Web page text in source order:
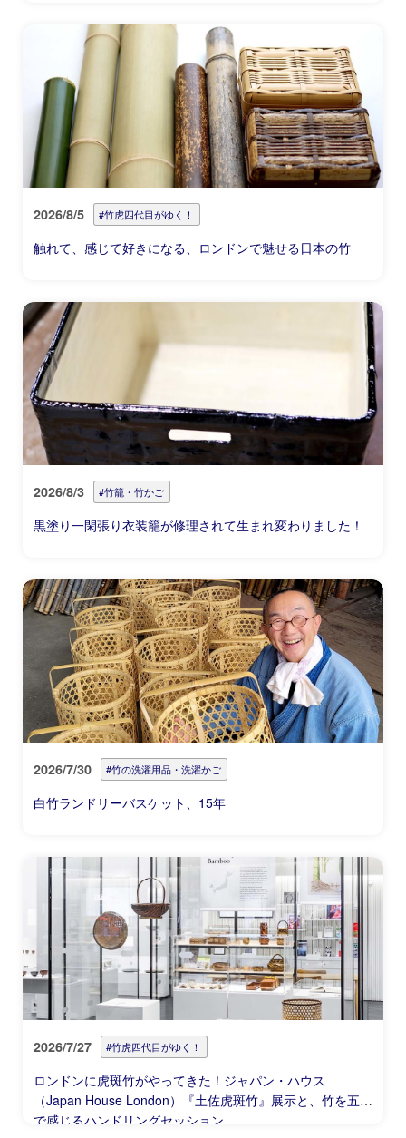
2026/8/5 #竹虎四代目がゆく！
触れて、感じて好きになる、ロンドンで魅せる日本の竹
2026/8/3 #竹籠・竹かご
黒塗り一閑張り衣装籠が修理されて生まれ変わりました！
2026/7/30 #竹の洗濯用品・洗濯かご
白竹ランドリーバスケット、15年
2026/7/27 #竹虎四代目がゆく！
ロンドンに虎斑竹がやってきた！ジャパン・ハウス
（Japan House London）『土佐虎斑竹』展示と、竹を五感
で感じるハンドリングセッション